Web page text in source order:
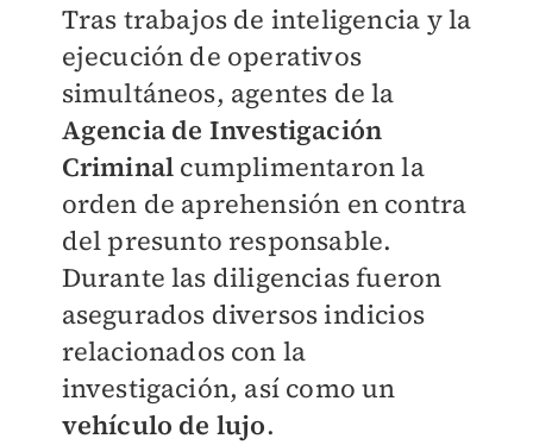
Tras trabajos de inteligencia y la
ejecución de operativos
simultáneos, agentes de la
Agencia de Investigación
Criminal cumplimentaron la
orden de aprehensión en contra
del presunto responsable.
Durante las diligencias fueron
asegurados diversos indicios
relacionados con la
investigación, así como un
vehículo de lujo.